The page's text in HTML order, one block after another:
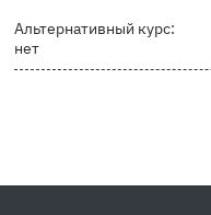
Альтернативный курс:
нет